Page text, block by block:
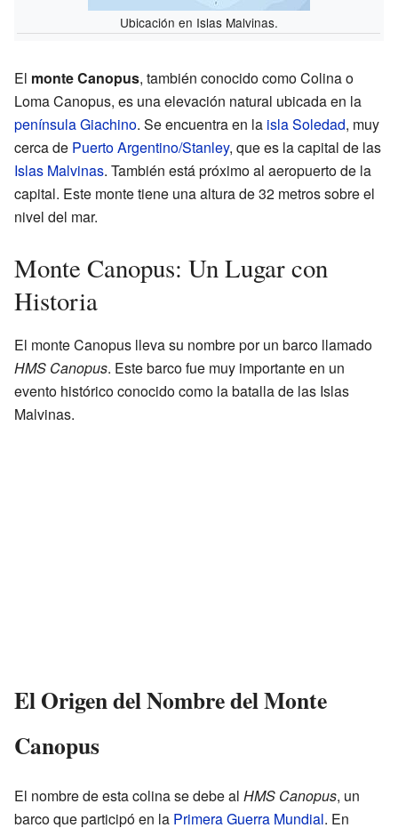
Ubicación en Islas Malvinas.
El monte Canopus, también conocido como Colina o
Loma Canopus, es una elevación natural ubicada en la
península Giachino. Se encuentra en la isla Soledad, muy
cerca de Puerto Argentino/Stanley, que es la capital de las
Islas Malvinas. También está próximo al aeropuerto de la
capital. Este monte tiene una altura de 32 metros sobre el
nivel del mar.
Monte Canopus: Un Lugar con
Historia
El monte Canopus lleva su nombre por un barco llamado
HMS Canopus. Este barco fue muy importante en un
evento histórico conocido como la batalla de las Islas
Malvinas.
El Origen del Nombre del Monte
Canopus
El nombre de esta colina se debe al HMS Canopus, un
barco que participó en la Primera Guerra Mundial. En